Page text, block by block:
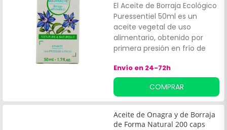
El Aceite de Borraja Ecológico
Puressentiel 50ml es un
aceite vegetal de uso
alimentario, obtenido por
primera presión en frío de
ecológicas para preservar
intactos todos sus principios
activos. Extremadamente
rico en ácidos grasos
poliinsaturados de la familia
omega-6 (> 60%), incluido el
Envío en 24-72h
COMPRAR
Aceite de Onagra y de Borraja
de Forma Natural 200 caps